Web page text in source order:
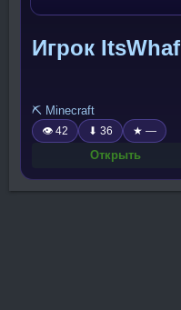
Игрок ItsWhaf
⛏️ Minecraft
👁 42 ⬇ 36 ★ —
Открыть